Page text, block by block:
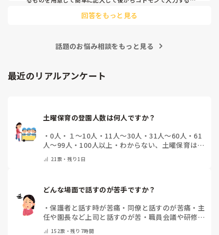
回答をもっと見る
話題のお悩み相談をもっと見る
最近のリアルアンケート
土曜保育の登園人数は何人ですか？
・ 0人 ・ １～10人 ・ 11人～30人 ・31人～60人 ・ 61
人～99人 ・ 100人以上 ・ わからない、土曜保育はな
21 票・ 残り1日
どんな場面で話すのが苦手ですか？
・保護者と話す時が苦痛 ・ 同僚と話すのが苦痛 ・ 主
任や園長など上司と話すのが苦 ・ 職員会議や研修場
152票・残り7時間